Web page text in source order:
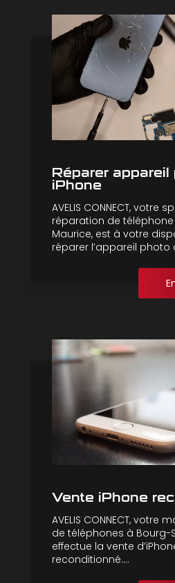
Réparer appareil
iPhone
AVELIS CONNECT, votre
réparation de
Maurice, est à votre
réparer l’appareil photo
Vente iPhone
AVELIS CONNECT, votre
de téléphones à Bourg-
effectue la vente
reconditionné....